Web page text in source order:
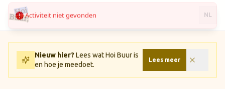
Ga naar inhoud / Skip to content
NL
Nieuw hier? Lees wat Hoi Buur is
en hoe je meedoet.
Lees meer